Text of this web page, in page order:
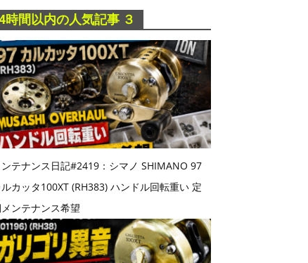
時間以内の人気記事 ３
ンテナンス日記#2419：シマノ SHIMANO 97
カッタ100XT (RH383) ハンドル回転重い 定
ンテナンス希望